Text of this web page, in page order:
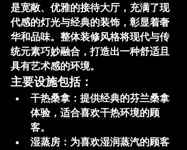
是宽敞、优雅的接待大厅，充满了现
代感的灯光与经典的装饰，彰显着奢
华和品味。整体装修风格将现代与传
统元素巧妙融合，打造出一种舒适且
具有艺术感的环境。
主要设施包括：
干热桑拿 ：提供经典的芬兰桑拿
体验，适合喜欢干热环境的顾
客。
湿蒸房 ：为喜欢湿润蒸汽的顾客